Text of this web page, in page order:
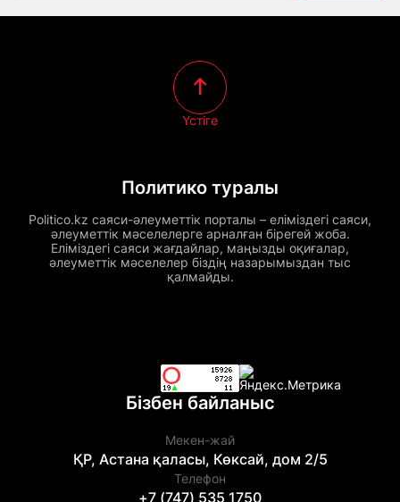
Политико туралы
Politico.kz саяси-әлеуметтік порталы – еліміздегі саяси,
әлеуметтік мәселелерге арналған бірегей жоба.
Еліміздегі саяси жағдайлар, маңызды оқиғалар,
әлеуметтік мәселелер біздің назарымыздан тыс
қалмайды.
Үстіге
Бізбен байланыс
Мекен-жай
ҚР, Астана қаласы, Көксай, дом 2/5
Телефон
+7 (747) 535 1750